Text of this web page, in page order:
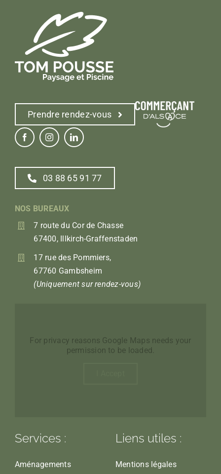
Prendre rendez-vous
03 88 65 91 77
NOS BUREAUX
7 route du Cor de Chasse
67400, Illkirch-Graffenstaden
17 rue des Pommiers,
67760 Gambsheim
(Uniquement sur rendez-vous)
For privacy reasons Google Maps needs your
permission to be loaded.
Services :
Aménagements
Liens utiles :
Mentions légales